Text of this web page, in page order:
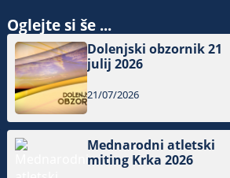
Oglejte si še ...
Dolenjski obzornik 21
julij 2026
21/07/2026
Mednarodni atletski
miting Krka 2026